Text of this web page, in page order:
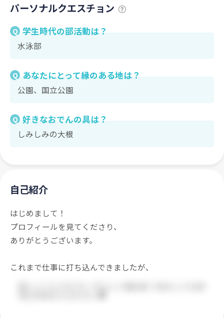
パーソナルクエスチョン
Q 学生時代の部活動は？
水泳部
Q あなたにとって縁のある地は？
公園、国立公園
Q 好きなおでんの具は？
しみしみの大根
自己紹介
はじめまして！
プロフィールを見てくださり、
ありがとうございます。
これまで仕事に打ち込んできましたが、